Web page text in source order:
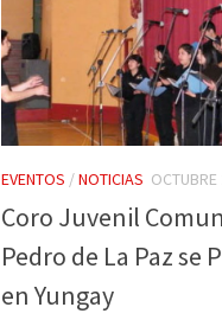
EVENTOS /NOTICIAS
Coro Juvenil
Pedro de La Paz se
en Yungay